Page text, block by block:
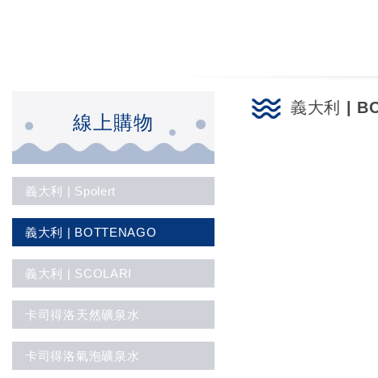
線上購物
義大利 | Spolert
義大利 | BOTTENAGO
義大利 | SCOLARI
卡司得洛天然礦泉水
卡司得洛氣泡礦泉水
義大利 |